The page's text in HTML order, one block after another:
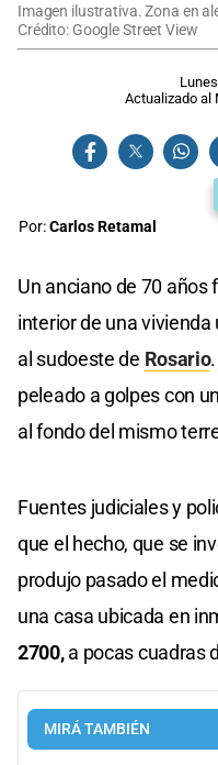
Imagen ilustrativa. Zona en
Crédito: Google Street View
Actualizado al
Por:Carlos Retamal
Un anciano de 70 años
interior de una
al sudoeste de Rosario
peleado a golpes con
al fondo del mismo
Fuentes judiciales y
que el hecho, que se
produjo pasado el
una casa ubicada en
2700,a pocas cuadras
MIRÁ TAMBIÉN